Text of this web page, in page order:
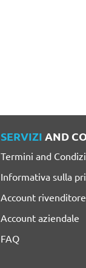
SERVIZI AND
Termini and
Informativa sulla
Account rivenditore
Account aziendale
FAQ